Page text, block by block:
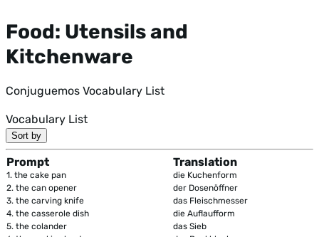
Food: Utensils and
Kitchenware
Conjuguemos Vocabulary List
Vocabulary List
Sort by
Prompt Translation
1. the cake pan
die Kuchenform
2. the can opener
der Dosenöffner
3. the carving knife
das Fleischmesser
4. the casserole dish
die Auflaufform
5. the colander
das Sieb